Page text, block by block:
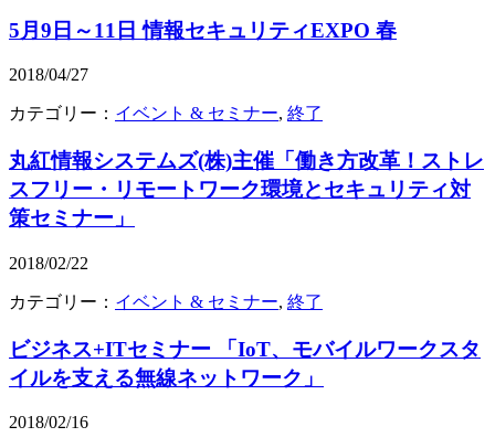
5月9日～11日 情報セキュリティEXPO 春
2018/04/27
カテゴリー： イベント & セミナー, 終了
丸紅情報システムズ(株)主催「働き方改革！ストレ
スフリー・リモートワーク環境とセキュリティ対
策セミナー」
2018/02/22
カテゴリー： イベント & セミナー, 終了
ビジネス+ITセミナー 「IoT、モバイルワークスタ
イルを支える無線ネットワーク」
2018/02/16